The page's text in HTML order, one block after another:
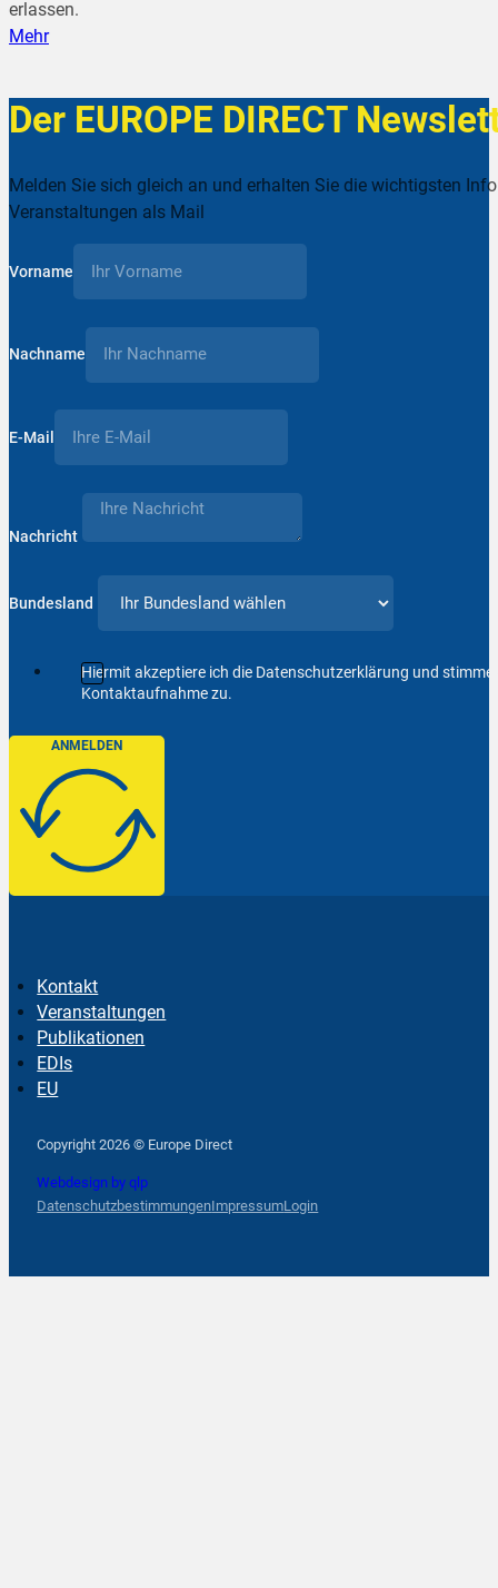
erlassen.
Mehr
Der EUROPE DIRECT
Melden Sie sich gleich an und erhalten Sie die wichtigsten
Veranstaltungen als Mail
Vorname
Nachname
E-Mail
Nachricht
Bundesland
Hiermit akzeptiere ich die Datenschutzerklärung und
Kontaktaufnahme zu.
ANMELDEN
Kontakt
Veranstaltungen
Publikationen
EDIs
EU
Copyright 2026 © Europe Direct
Webdesign by qlp
DatenschutzbestimmungenImpressumLogin